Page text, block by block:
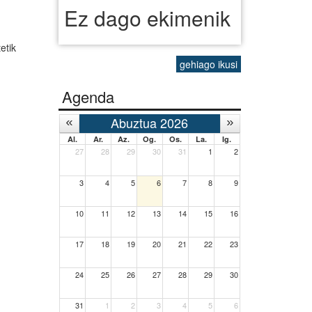
Ez dago ekimenik
gehiago ikusi
Agenda
Abuztua 2026
Al. Ar. Az. Og. Os. La. Ig.
27 28 29 30 31 1 2
3 4 5 6 7 8 9
10 11 12 13 14 15 16
17 18 19 20 21 22 23
24 25 26 27 28 29 30
31 1 2 3 4 5 6